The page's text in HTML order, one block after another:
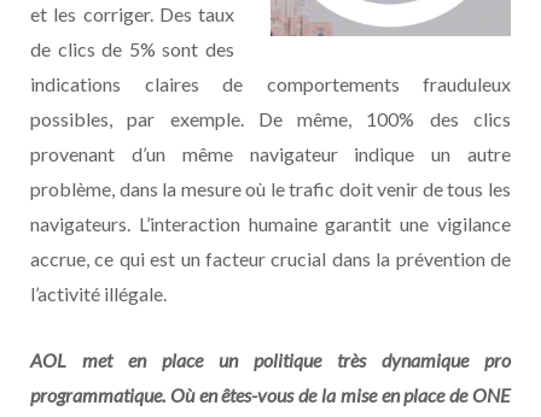
et les corriger. Des taux
de clics de 5% sont des
indications claires de comportements frauduleux
possibles, par exemple. De même, 100% des clics
provenant d’un même navigateur indique un autre
problème, dans la mesure où le trafic doit venir de tous les
navigateurs. L’interaction humaine garantit une vigilance
accrue, ce qui est un facteur crucial dans la prévention de
l’activité illégale.
AOL met en place un politique très dynamique pro
programmatique. Où en êtes-vous de la mise en place de ONE